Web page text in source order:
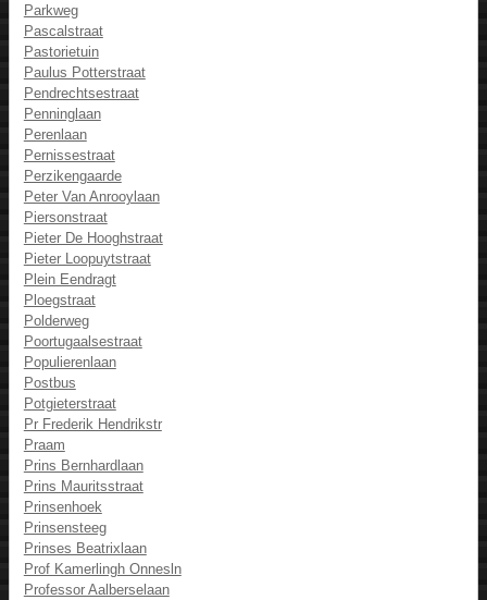
Parkweg
Pascalstraat
Pastorietuin
Paulus Potterstraat
Pendrechtsestraat
Penninglaan
Perenlaan
Pernissestraat
Perzikengaarde
Peter Van Anrooylaan
Piersonstraat
Pieter De Hooghstraat
Pieter Loopuytstraat
Plein Eendragt
Ploegstraat
Polderweg
Poortugaalsestraat
Populierenlaan
Postbus
Potgieterstraat
Pr Frederik Hendrikstr
Praam
Prins Bernhardlaan
Prins Mauritsstraat
Prinsenhoek
Prinsensteeg
Prinses Beatrixlaan
Prof Kamerlingh Onnesln
Professor Aalberselaan